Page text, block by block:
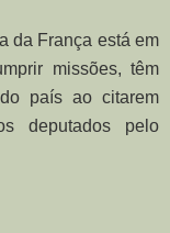
da França está em
missões, têm
país ao citarem
deputados pelo